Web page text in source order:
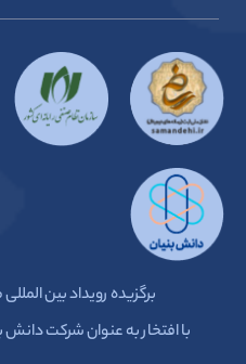
برگزیده رویداد بین
با افتخار به عنوان شرکت